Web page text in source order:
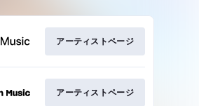
アーティストページ
アーティストページ